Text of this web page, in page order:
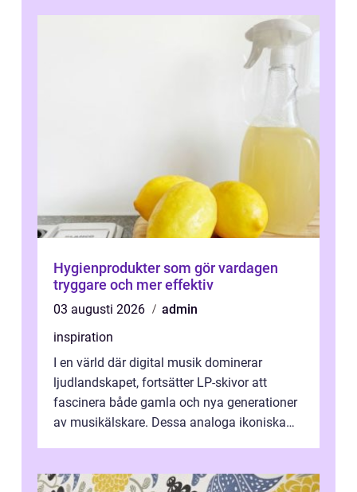
Hygienprodukter som gör vardagen
tryggare och mer effektiv
03 augusti 2026
admin
inspiration
I en värld där digital musik dominerar
ljudlandskapet, fortsätter LP-skivor att
fascinera både gamla och nya generationer
av musikälskare. Dessa analoga ikoniska